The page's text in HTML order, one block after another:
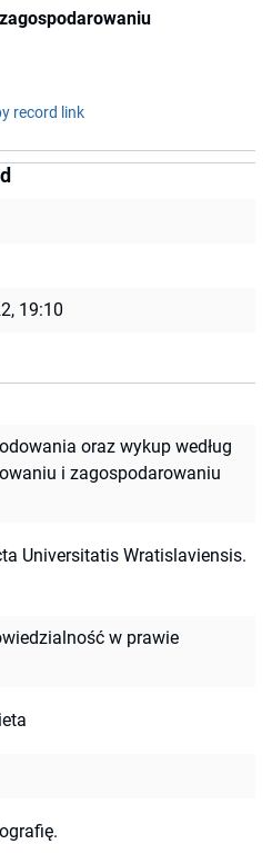
record link
19:10
oraz wykup według
i zagospodarowaniu
Universitatis Wratislaviensis.
w prawie